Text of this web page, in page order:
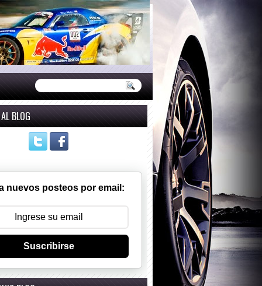
BLOG
nuevos posteos por email:
Suscribirse